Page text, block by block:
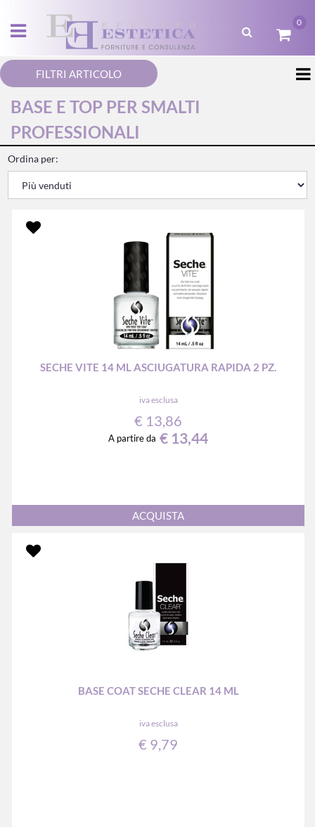
Open menu
0
FILTRI ARTICOLO
BASE E TOP PER SMALTI
PROFESSIONALI
Ordina per:
SECHE VITE 14 ML ASCIUGATURA RAPIDA 2 PZ.
iva esclusa
€ 13,86
A partire da € 13,44
Quantità
ACQUISTA
BASE COAT SECHE CLEAR 14 ML
iva esclusa
€ 9,79